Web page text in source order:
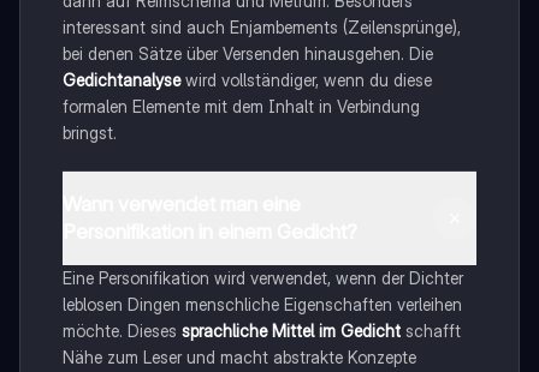
interessant sind auch Enjambements (Zeilensprünge),
bei denen Sätze über Versenden hinausgehen. Die
Gedichtanalysewird vollständiger, wenn du diese
formalen Elemente mit dem Inhalt in Verbindung
bringst.
Eine Personifikation wird verwendet, wenn der Dichter
leblosen Dingen menschliche Eigenschaften verleihen
möchte. Dieses sprachliche Mittel im Gedichtschafft
Nähe zum Leser und macht abstrakte Konzepte